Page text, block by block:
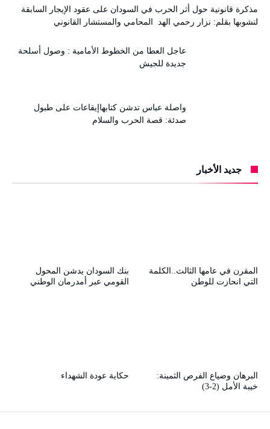
مذكرة قانونية حول أثر الحرب في السودان على عقود الإيجار السابقة
لنشوبها بقلم: نزار رحمي الهد المحامي والمستشار القانوني
عاجل العطا من الخطوط الأمامية : وصول أسلحة
جديدة للجيش
واصلة عباس تدشن كتابهاإيقاعات على طبول
صدئة: قصة الحرب والسلام
جديد الأخبار
بنك السودان يدشن المحول
القومي عبر أمدرمان الوطني
المقرن في عامها الثالث..الكلمة
التي انحازت للوطن
حكاية عودة الشهداء
البرهان وضياع الفرص الثمينة:
خيبة الأمل (2-3)